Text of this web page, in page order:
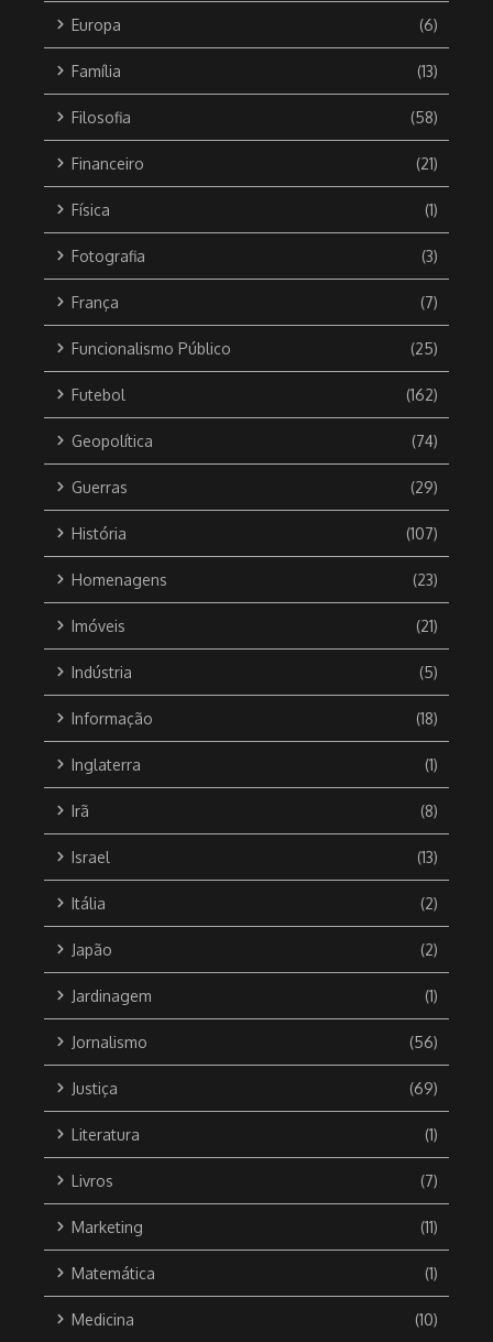
Europa (6)
Família (13)
Filosofia (58)
Financeiro (21)
Física (1)
Fotografia (3)
França (7)
Funcionalismo Público (25)
Futebol (162)
Geopolítica (74)
Guerras (29)
História (107)
Homenagens (23)
Imóveis (21)
Indústria (5)
Informação (18)
Inglaterra (1)
Irã (8)
Israel (13)
Itália (2)
Japão (2)
Jardinagem (1)
Jornalismo (56)
Justiça (69)
Literatura (1)
Livros (7)
Marketing (11)
Matemática (1)
Medicina (10)